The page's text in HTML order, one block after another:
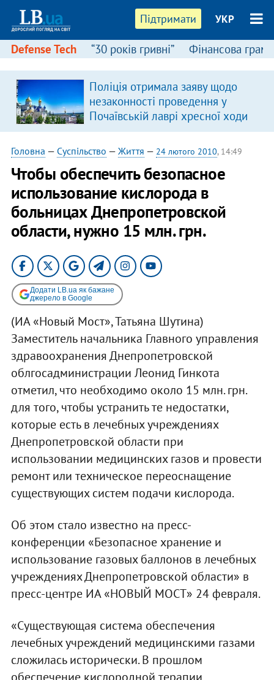
Підтримати УКР
Defense Tech “30 років гривні” Фінансова
Поліція отримала заяву щодо
незаконності проведення у
Почаївській лаврі хресної ходи
Головна — Суспільство — Життя — 24 лютого 2010, 14:49
Чтобы обеспечить безопасное
использование кислорода в
больницах Днепропетровской
области, нужно 15 млн. грн.
Додати LB.ua як бажане
джерело в Google
(ИА «Новый Мост», Татьяна Шутина)
Заместитель начальника Главного управления
здравоохранения Днепропетровской
облгосадминистрации Леонид Гинкота
отметил, что необходимо около 15 млн. грн.
для того, чтобы устранить те недостатки,
которые есть в лечебных учреждениях
Днепропетровской области при
использовании медицинских газов и провести
ремонт или техническое переоснащение
существующих систем подачи кислорода.
Об этом стало известно на пресс-
конференции «Безопасное хранение и
использование газовых баллонов в лечебных
учреждениях Днепропетровской области» в
пресс-центре ИА «НОВЫЙ МОСТ» 24 февраля.
«Существующая система обеспечения
лечебных учреждений медицинскими газами
сложилась исторически. В прошлом
обеспечение кислородной терапии